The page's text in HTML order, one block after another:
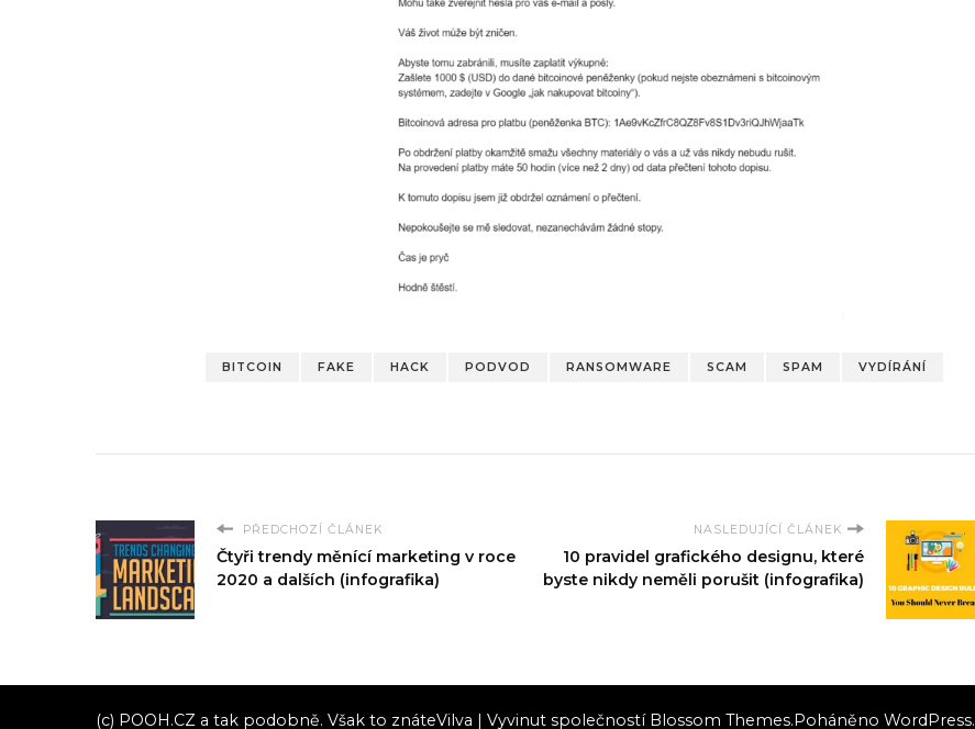
BITCOIN FAKE HACK PODVOD RANSOMWARE SCAM SPAM VYDÍRÁNÍ
PŘEDCHOZÍ ČLÁNEK
Čtyři trendy měnící marketing v roce
2020 a dalších (infografika)
NASLEDUJÍCÍ ČLÁNEK
10 pravidel grafického designu, které
byste nikdy neměli porušit (infografika)
(c) POOH.CZ a tak podobně. Však to znáteVilva | Vyvinut společností Blossom Themes.Poháněno WordPress.